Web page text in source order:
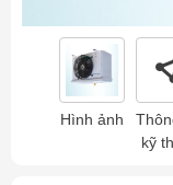
Hình ảnh
kỹ